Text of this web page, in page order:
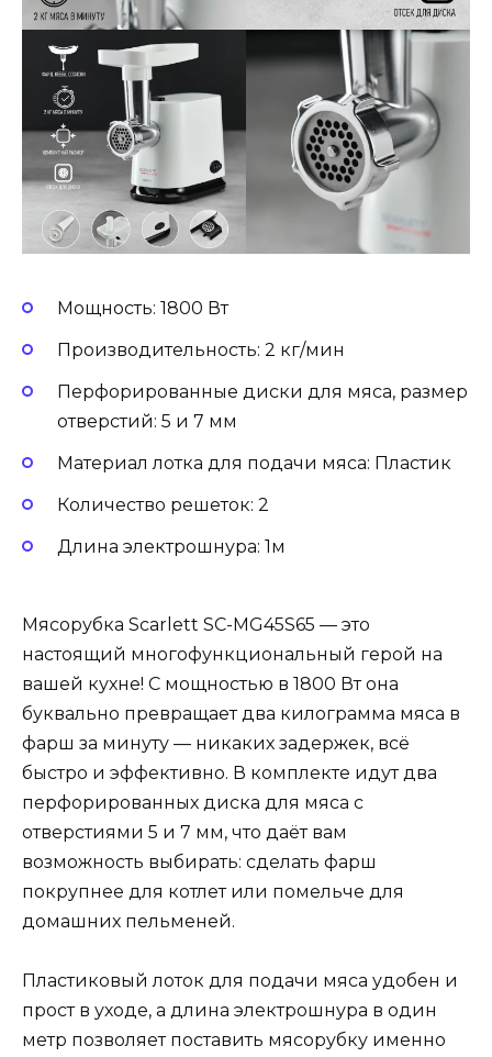
Мощность: 1800 Вт
Производительность: 2 кг/мин
Перфорированные диски для мяса, размер
отверстий: 5 и 7 мм
Материал лотка для подачи мяса: Пластик
Количество решеток: 2
Длина электрошнура: 1м
Мясорубка Scarlett SC-MG45S65 — это
настоящий многофункциональный герой на
вашей кухне! С мощностью в 1800 Вт она
буквально превращает два килограмма мяса в
фарш за минуту — никаких задержек, всё
быстро и эффективно. В комплекте идут два
перфорированных диска для мяса с
отверстиями 5 и 7 мм, что даёт вам
возможность выбирать: сделать фарш
покрупнее для котлет или помельче для
домашних пельменей.
Пластиковый лоток для подачи мяса удобен и
прост в уходе, а длина электрошнура в один
метр позволяет поставить мясорубку именно